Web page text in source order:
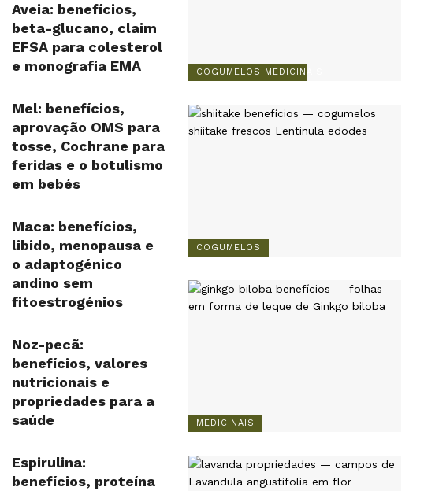
COGUMELOS MEDICINAIS
COGUMELOS
MEDICINAIS
Aveia: benefícios,
beta-glucano, claim
EFSA para colesterol
e monografia EMA
Mel: benefícios,
aprovação OMS para
tosse, Cochrane para
feridas e o botulismo
em bebés
Maca: benefícios,
libido, menopausa e
o adaptogénico
andino sem
fitoestrogénios
Noz-pecã:
benefícios, valores
nutricionais e
propriedades para a
saúde
Espirulina:
benefícios, proteína